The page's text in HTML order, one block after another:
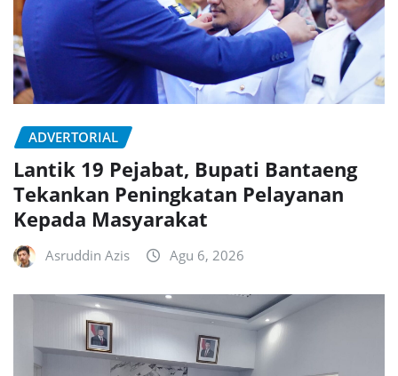
ADVERTORIAL
Lantik 19 Pejabat, Bupati Bantaeng
Tekankan Peningkatan Pelayanan
Kepada Masyarakat
Asruddin Azis Agu 6, 2026